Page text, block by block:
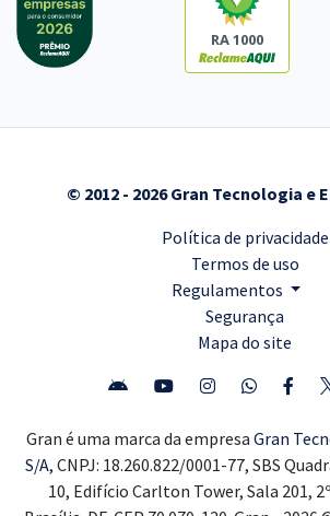
RA 1000
© 2012 - 2026 Gran Tecnologia e
Política de privacidade
Termos de uso
Regulamentos
Segurança
Mapa do site
Gran é uma marca da empresa Gran
S/A, CNPJ: 18.260.822/0001-77, SBS
10, Edifício Carlton Tower, Sala 201,